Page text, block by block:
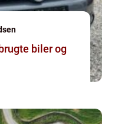
biler og